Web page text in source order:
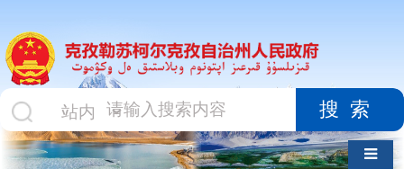
搜索
当前位置： 首页 政务公开 克州机关事务管理局 内设机